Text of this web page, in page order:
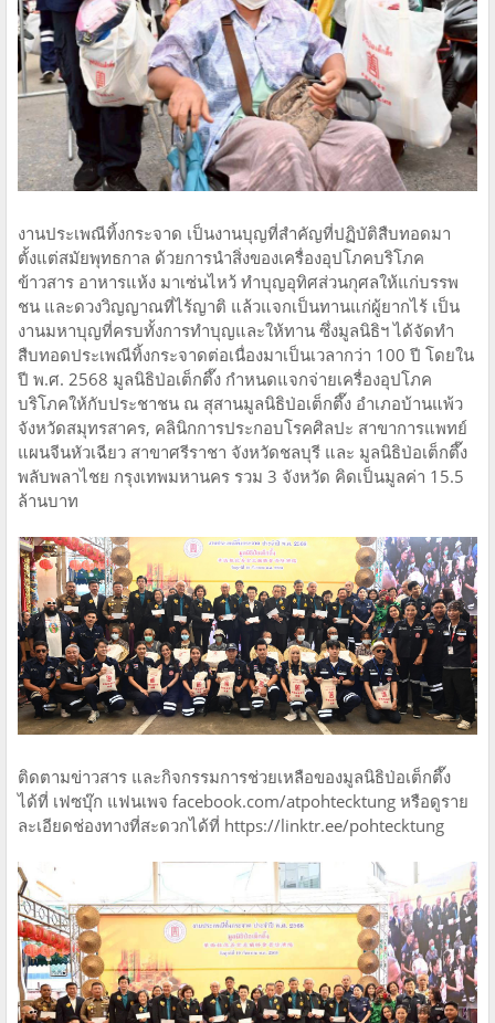
งานประเพณีทิ้งกระจาด เป็นงานบุญที่สำคัญที่ปฏิบัติสืบทอดมา
ตั้งแต่สมัยพุทธกาล ด้วยการนำสิ่งของเครื่องอุปโภคบริโภค
ข้าวสาร อาหารแห้ง มาเซ่นไหว้ ทำบุญอุทิศส่วนกุศลให้แก่บรรพ
ชน และดวงวิญญาณที่ไร้ญาติ แล้วแจกเป็นทานแก่ผู้ยากไร้ เป็น
งานมหาบุญที่ครบทั้งการทำบุญและให้ทาน ซึ่งมูลนิธิฯ ได้จัดทำ
สืบทอดประเพณีทิ้งกระจาดต่อเนื่องมาเป็นเวลากว่า 100 ปี โดยใน
ปี พ.ศ. 2568 มูลนิธิป่อเต็กตึ๊ง กำหนดแจกจ่ายเครื่องอุปโภค
บริโภคให้กับประชาชน ณ สุสานมูลนิธิป่อเต็กตึ๊ง อำเภอบ้านแพ้ว
จังหวัดสมุทรสาคร, คลินิกการประกอบโรคศิลปะ สาขาการแพทย์
แผนจีนหัวเฉียว สาขาศรีราชา จังหวัดชลบุรี และ มูลนิธิป่อเต็กตึ๊ง
พลับพลาไชย กรุงเทพมหานคร รวม 3 จังหวัด คิดเป็นมูลค่า 15.5
ล้านบาท
ติดตามข่าวสาร และกิจกรรมการช่วยเหลือของมูลนิธิป่อเต็กตึ๊ง
ได้ที่ เฟซบุ๊ก แฟนเพจ facebook.com/atpohtecktung หรือดูราย
ละเอียดช่องทางที่สะดวกได้ที่ https://linktr.ee/pohtecktung